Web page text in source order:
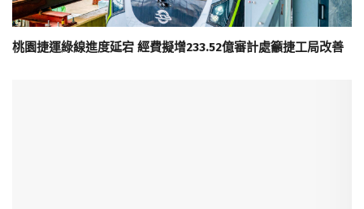
桃園捷運綠線進度延宕 經費擬增233.52億審計處籲捷工局改善